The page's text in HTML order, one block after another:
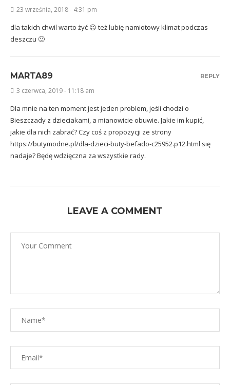
23 września, 2018 - 4:31 pm
dla takich chwil warto żyć 😉 też lubię namiotowy klimat podczas
deszczu 🙂
MARTA89
3 czerwca, 2019 - 11:18 am
Dla mnie na ten moment jest jeden problem, jeśli chodzi o
Bieszczady z dzieciakami, a mianowicie obuwie. Jakie im kupić,
jakie dla nich zabrać? Czy coś z propozycji ze strony
https://butymodne.pl/dla-dzieci-buty-befado-c25952.p12.html się
nadaje? Będę wdzięczna za wszystkie rady.
REPLY
LEAVE A COMMENT